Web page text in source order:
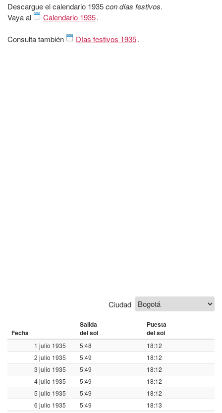
Descargue el calendario 1935con días festivos.
Vaya al
Calendario 1935.
Consulta también Días festivos 1935.
Ciudad
Fecha
Salida
del sol
Puesta
del sol
1 julio 1935 5:48
18:12
2 julio 1935
5:49
18:12
3 julio 1935
5:49
18:12
4 julio 1935
5:49
18:12
5 julio 1935
5:49
18:12
6 julio 1935
5:49
18:13